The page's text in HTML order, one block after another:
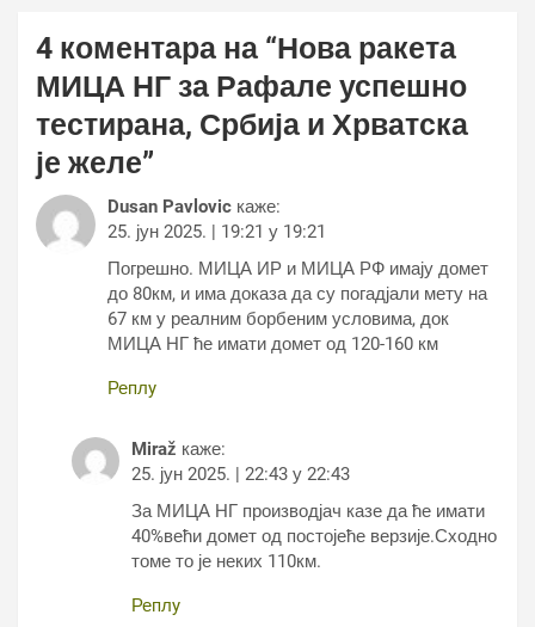
4 коментара на “Нова ракета
МИЦА НГ за Рафале успешно
тестирана, Србија и Хрватска
је желе”
Dusan Pavlovic каже:
25. јун 2025. | 19:21 у 19:21
Погрешно. МИЦА ИР и МИЦА РФ имају домет
до 80км, и има доказа да су погадјали мету на
67 км у реалним борбеним условима, док
МИЦА НГ ће имати домет од 120-160 км
Реплy
Miraž каже:
25. јун 2025. | 22:43 у 22:43
За МИЦА НГ производјач казе да ће имати
40%већи домет од постојеће верзије.Сходно
томе то је неких 110км.
Реплy